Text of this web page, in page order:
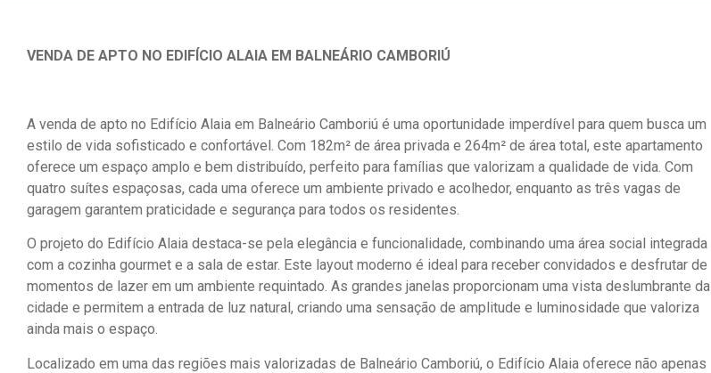
VENDA DE APTO NO EDIFÍCIO ALAIA EM BALNEÁRIO CAMBORIÚ
A venda de apto no Edifício Alaia em Balneário Camboriú é uma oportunidade imperdível para quem busca um
estilo de vida sofisticado e confortável. Com 182m² de área privada e 264m² de área total, este apartamento
oferece um espaço amplo e bem distribuído, perfeito para famílias que valorizam a qualidade de vida. Com
quatro suítes espaçosas, cada uma oferece um ambiente privado e acolhedor, enquanto as três vagas de
garagem garantem praticidade e segurança para todos os residentes.
O projeto do Edifício Alaia destaca-se pela elegância e funcionalidade, combinando uma área social integrada
com a cozinha gourmet e a sala de estar. Este layout moderno é ideal para receber convidados e desfrutar de
momentos de lazer em um ambiente requintado. As grandes janelas proporcionam uma vista deslumbrante da
cidade e permitem a entrada de luz natural, criando uma sensação de amplitude e luminosidade que valoriza
ainda mais o espaço.
Localizado em uma das regiões mais valorizadas de Balneário Camboriú, o Edifício Alaia oferece não apenas